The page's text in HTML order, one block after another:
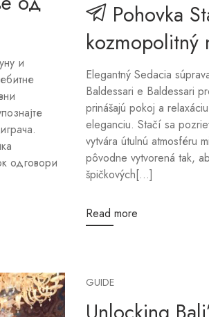
vytvára útulnú atmosféru
pôvodne vytvorená tak,
špičkových[...]
Read more
GUIDE
Unlocking
Smart
marketing, customer
one will depend on your